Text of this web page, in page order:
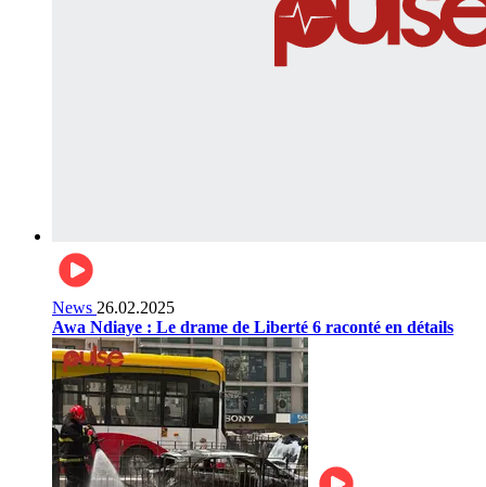
News 26.02.2025
Awa Ndiaye : Le drame de Liberté 6 raconté en détails